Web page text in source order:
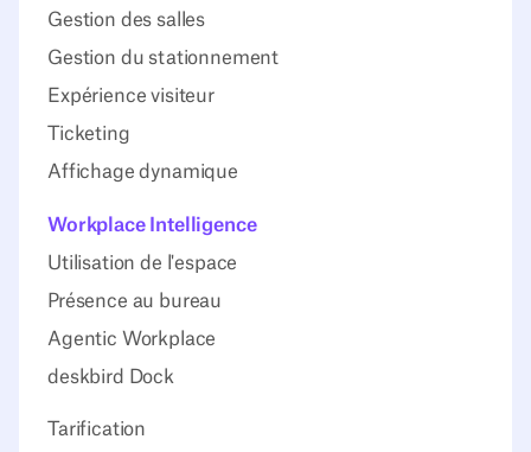
Gestion des salles
Gestion du stationnement
Expérience visiteur
Ticketing
Affichage dynamique
Workplace Intelligence
Utilisation de l'espace
Présence au bureau
Agentic Workplace
deskbird Dock
Tarification